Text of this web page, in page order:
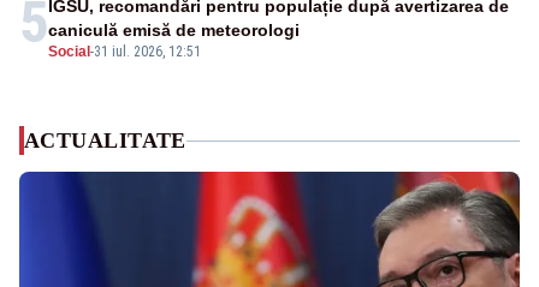
5Social -31 iul. 2026, 12:51
IGSU, recomandări pentru populație după avertizarea de
caniculă emisă de meteorologi
ACTUALITATE